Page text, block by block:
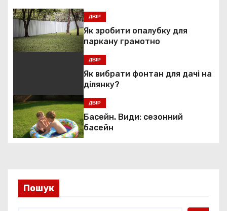
г
а
я
з
и
ДВІР
Як зробити опалубку для
паркану грамотно
ДВІР
Як вибрати фонтан для дачі на
ділянку?
ДВІР
Басейн. Види: сезонний
басейн
Пошук